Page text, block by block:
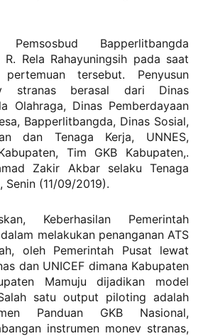
Bapperlitbangda
R. Rela Rahayuningsih pada saat
tersebut. Penyusun
stranas berasal dari Dinas
Olahraga, Dinas Pemberdayaan
Bapperlitbangda, Dinas Sosial,
dan Tenaga Kerja, UNNES,
Tim GKB Kabupaten,.
Zakir Akbar selaku Tenaga
Senin (11/09/2019).
Keberhasilan Pemerintah
melakukan penanganan ATS
oleh Pemerintah Pusat lewat
dan UNICEF dimana Kabupaten
Mamuju dijadikan model
satu output piloting adalah
Panduan GKB Nasional,
instrumen monev stranas,